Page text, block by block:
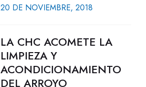
20 DE NOVIEMBRE, 2018
LA CHC ACOMETE LA
LIMPIEZA Y
ACONDICIONAMIENTO
DEL ARROYO